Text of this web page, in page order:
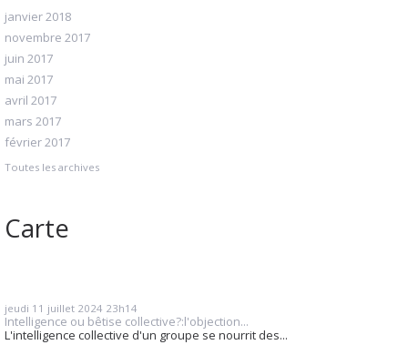
janvier 2018
novembre 2017
juin 2017
mai 2017
avril 2017
mars 2017
février 2017
Toutes les archives
Carte
jeudi 11 juillet 2024 23h14
Intelligence ou bêtise collective?:l'objection...
L'intelligence collective d'un groupe se nourrit des...